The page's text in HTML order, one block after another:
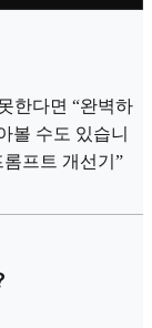
한다면 “완벽하
볼 수도 있습니
프트 개선기”